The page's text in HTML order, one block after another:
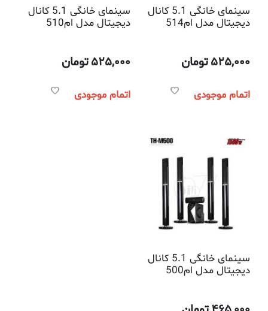
سینمای خانگی 5.1 کانال
دیجیتال مدل ام514
525,000تومان
اتمام موجودی
سینمای خانگی 5.1 کانال
دیجیتال مدل ام510
525,000تومان
اتمام موجودی
سینمای خانگی 5.1 کانال
دیجیتال مدل ام500